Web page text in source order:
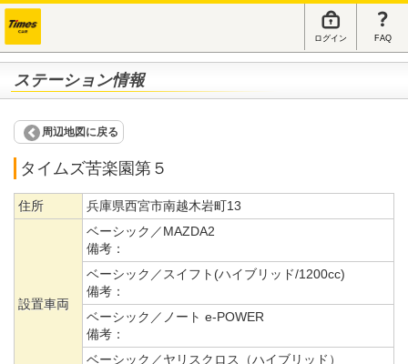
ログイン FAQ
ステーション情報
周辺地図に戻る
タイムズ苦楽園第５
住所 兵庫県西宮市南越木岩町13
設置車両
ベーシック／MAZDA2
備考：
ベーシック／スイフト(ハイブリッド/1200cc)
備考：
ベーシック／ノート e-POWER
備考：
ベーシック／ヤリスクロス（ハイブリッド）